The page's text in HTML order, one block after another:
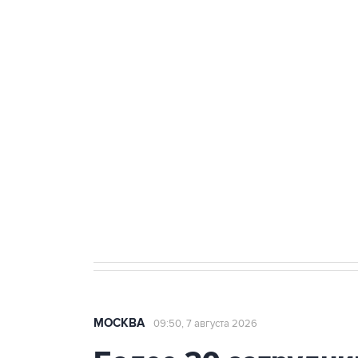
МОСКВА 09:50, 7 августа 2026